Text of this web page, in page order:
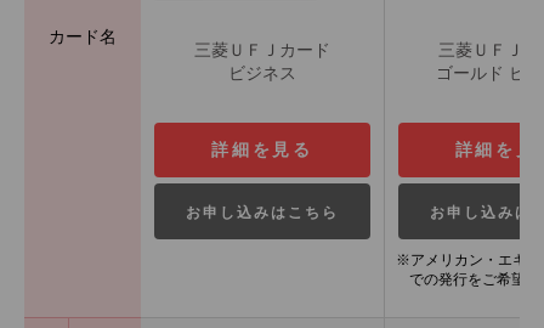
カード名
三菱ＵＦＪカード
ビジネス
三菱ＵＦＪカ
ゴールド ビ
詳細を見る
お申し込みはこちら
詳細を見
お申し込みは
※アメリカン・エキ
での発行をご希望の